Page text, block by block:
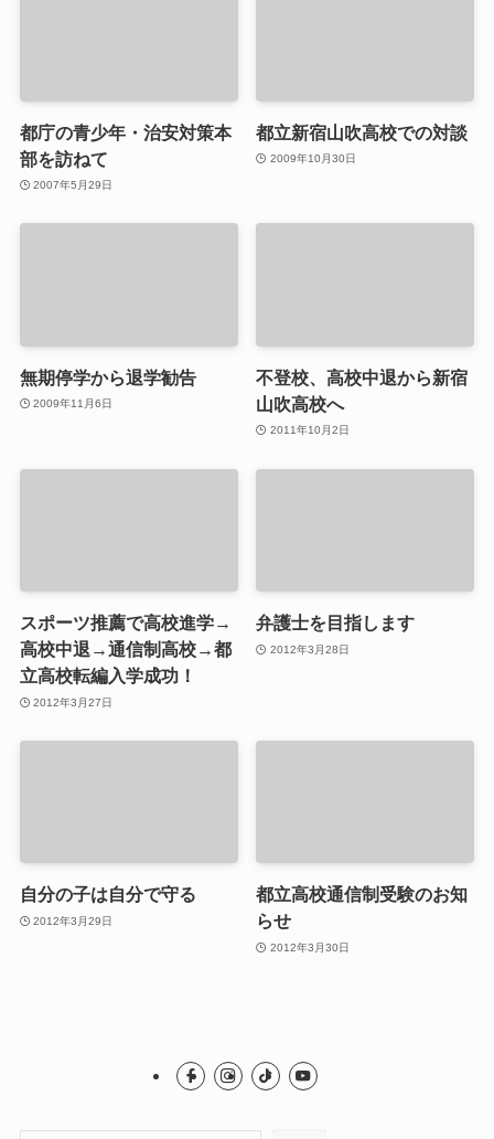
都庁の青少年・治安対策本
部を訪ねて
2007年5月29日
都立新宿山吹高校での対談
2009年10月30日
無期停学から退学勧告
2009年11月6日
不登校、高校中退から新宿
山吹高校へ
2011年10月2日
スポーツ推薦で高校進学→
高校中退→通信制高校→都
立高校転編入学成功！
2012年3月27日
弁護士を目指します
2012年3月28日
自分の子は自分で守る
2012年3月29日
都立高校通信制受験のお知
らせ
2012年3月30日